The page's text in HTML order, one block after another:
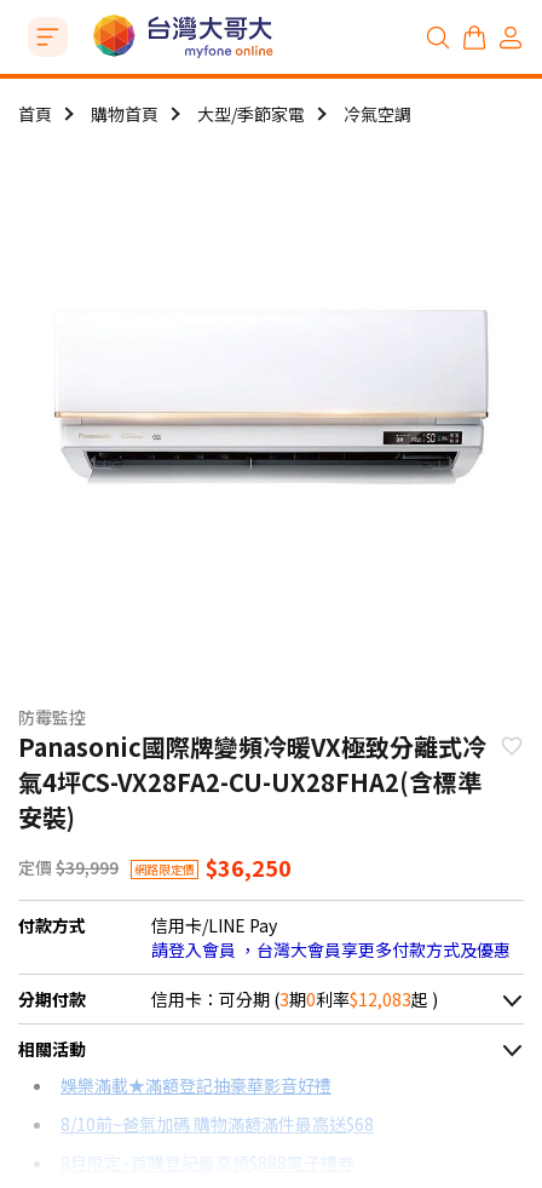
首頁 購物首頁 大型/季節家電 冷氣空調
防霉監控
Panasonic國際牌變頻冷暖VX極致分離式冷
氣4坪CS-VX28FA2-CU-UX28FHA2(含標準
安裝)
定價 $39,999 網路限定價 $36,250
付款方式
信用卡/LINE Pay
請登入會員 ，台灣大會員享更多付款方式及優惠
分期付款 信用卡：可分期 (3期0利率$12,083起 )
＊實際可分期數、適用利率，請以購物車顯示為主
信用卡分期
分期數 每期金額 配合銀行/業者
相關活動
娛樂滿載★滿額登記抽豪華影音好禮
8/10前~爸氣加碼 購物滿額滿件最高送$68
8月限定~首購登記最高領$888電子禮券